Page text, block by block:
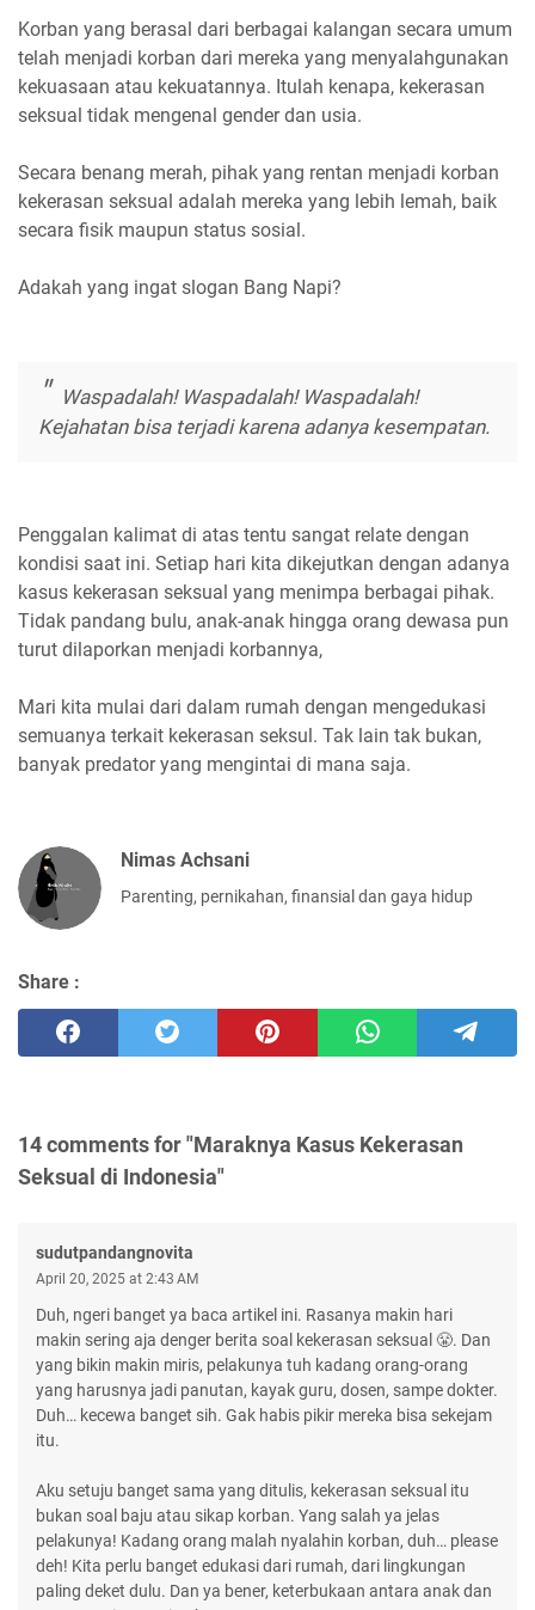
Korban yang berasal dari berbagai kalangan secara umum
telah menjadi korban dari mereka yang menyalahgunakan
kekuasaan atau kekuatannya. Itulah kenapa, kekerasan
seksual tidak mengenal gender dan usia.
Secara benang merah, pihak yang rentan menjadi korban
kekerasan seksual adalah mereka yang lebih lemah, baik
secara fisik maupun status sosial.
Adakah yang ingat slogan Bang Napi?
Waspadalah! Waspadalah! Waspadalah!
Kejahatan bisa terjadi karena adanya kesempatan.
Penggalan kalimat di atas tentu sangat relate dengan
kondisi saat ini. Setiap hari kita dikejutkan dengan adanya
kasus kekerasan seksual yang menimpa berbagai pihak.
Tidak pandang bulu, anak-anak hingga orang dewasa pun
turut dilaporkan menjadi korbannya,
Mari kita mulai dari dalam rumah dengan mengedukasi
semuanya terkait kekerasan seksul. Tak lain tak bukan,
banyak predator yang mengintai di mana saja.
Nimas Achsani
Parenting, pernikahan, finansial dan gaya hidup
Share :
14 comments for "Maraknya Kasus Kekerasan
Seksual di Indonesia"
sudutpandangnovita
April 20, 2025 at 2:43 AM
Duh, ngeri banget ya baca artikel ini. Rasanya makin hari
makin sering aja denger berita soal kekerasan seksual 😤. Dan
yang bikin makin miris, pelakunya tuh kadang orang-orang
yang harusnya jadi panutan, kayak guru, dosen, sampe dokter.
Duh… kecewa banget sih. Gak habis pikir mereka bisa sekejam
itu.
Aku setuju banget sama yang ditulis, kekerasan seksual itu
bukan soal baju atau sikap korban. Yang salah ya jelas
pelakunya! Kadang orang malah nyalahin korban, duh… please
deh! Kita perlu banget edukasi dari rumah, dari lingkungan
paling deket dulu. Dan ya bener, keterbukaan antara anak dan